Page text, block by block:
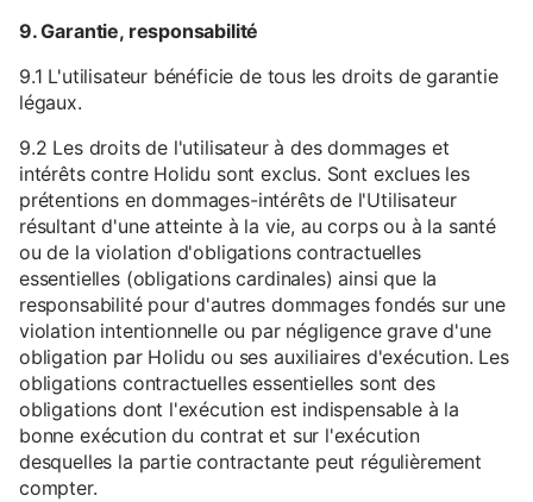
9. Garantie, responsabilité
9.1 L'utilisateur bénéficie de tous les droits de garantie
légaux.
9.2 Les droits de l'utilisateur à des dommages et
intérêts contre Holidu sont exclus. Sont exclues les
prétentions en dommages-intérêts de l'Utilisateur
résultant d'une atteinte à la vie, au corps ou à la santé
ou de la violation d'obligations contractuelles
essentielles (obligations cardinales) ainsi que la
responsabilité pour d'autres dommages fondés sur une
violation intentionnelle ou par négligence grave d'une
obligation par Holidu ou ses auxiliaires d'exécution. Les
obligations contractuelles essentielles sont des
obligations dont l'exécution est indispensable à la
bonne exécution du contrat et sur l'exécution
desquelles la partie contractante peut régulièrement
compter.